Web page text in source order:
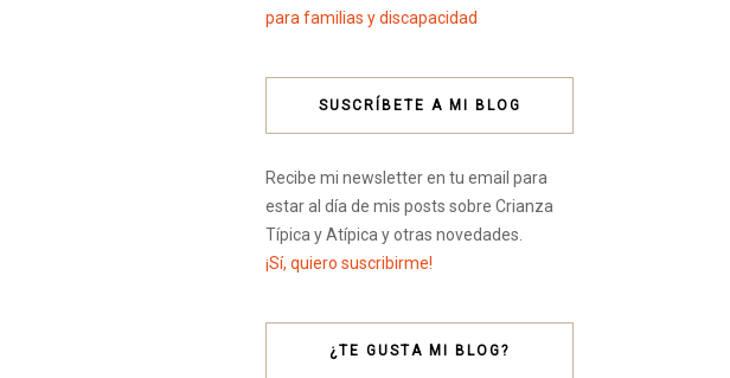
para familias y discapacidad
SUSCRÍBETE A MI BLOG
Recibe mi newsletter en tu email para
estar al día de mis posts sobre Crianza
Típica y Atípica y otras novedades.
¡Sí, quiero suscribirme!
¿TE GUSTA MI BLOG?